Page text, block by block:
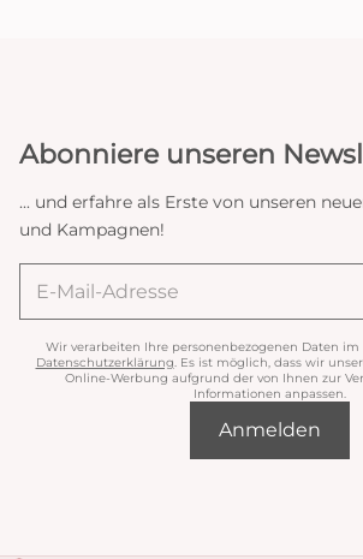
Abonniere unseren
... und erfahre als Erste von unseren
und Kampagnen!
Wir verarbeiten Ihre personenbezogenen Daten
Datenschutzerklärung . Es ist möglich, dass wir
Online-Werbung aufgrund der von Ihnen zur
Informationen anpassen.
Anmelden